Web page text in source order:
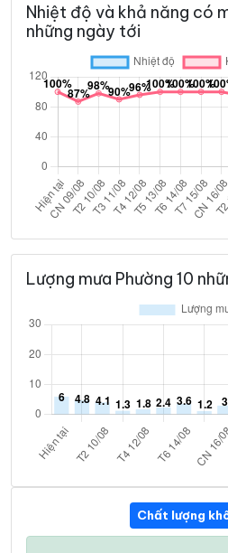
Nhiệt độ và khả năng có
những ngày tới
Lượng mưa Phường 10
Chất lượng